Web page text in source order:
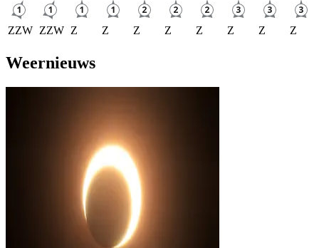
ZZW ZZW Z Z Z Z Z Z Z Z
Weernieuws